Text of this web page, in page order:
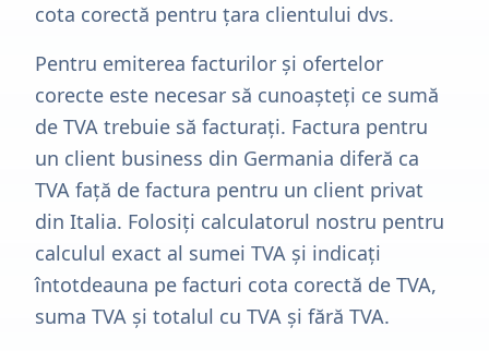
cota corectă pentru țara clientului dvs.
Pentru emiterea facturilor și ofertelor
corecte este necesar să cunoașteți ce sumă
de TVA trebuie să facturați. Factura pentru
un client business din Germania diferă ca
TVA față de factura pentru un client privat
din Italia. Folosiți calculatorul nostru pentru
calculul exact al sumei TVA și indicați
întotdeauna pe facturi cota corectă de TVA,
suma TVA și totalul cu TVA și fără TVA.